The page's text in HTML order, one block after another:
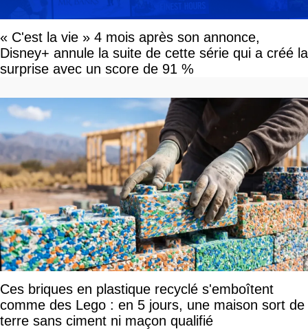
« C'est la vie » 4 mois après son annonce,
Disney+ annule la suite de cette série qui a créé la
surprise avec un score de 91 %
Ces briques en plastique recyclé s'emboîtent
comme des Lego : en 5 jours, une maison sort de
terre sans ciment ni maçon qualifié